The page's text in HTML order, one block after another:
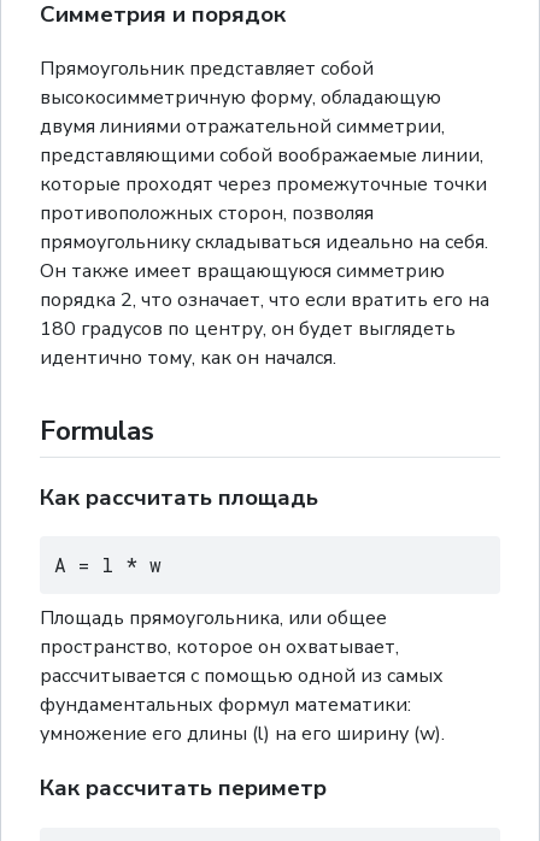
Симметрия и порядок
Прямоугольник представляет собой
высокосимметричную форму, обладающую
двумя линиями отражательной симметрии,
представляющими собой воображаемые линии,
которые проходят через промежуточные точки
противоположных сторон, позволяя
прямоугольнику складываться идеально на себя.
Он также имеет вращающуюся симметрию
порядка 2, что означает, что если вратить его на
180 градусов по центру, он будет выглядеть
идентично тому, как он начался.
Formulas
Как рассчитать площадь
A = l * w
Площадь прямоугольника, или общее
пространство, которое он охватывает,
рассчитывается с помощью одной из самых
фундаментальных формул математики:
умножение его длины (l) на его ширину (w).
Как рассчитать периметр